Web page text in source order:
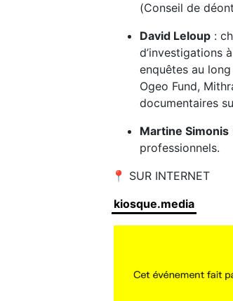
(Conseil de
David Leloup :
d’investigations
enquêtes au
Ogeo Fund,
documentaires
Martine Simonis
professionnels.
📍 SUR INTERNET
kiosque.media